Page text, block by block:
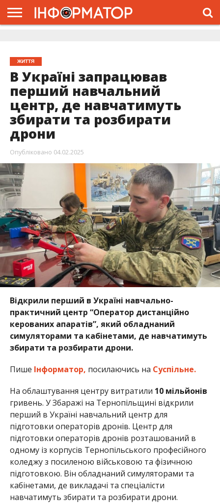
ЖИТТЯ
В Україні запрацював
перший навчальний
центр, де навчатимуть
збирати та розбирати
дрони
Опубліковано 04.02.2025
Відкрили перший в Україні навчально-
практичний центр “Оператор дистанційно
керованих апаратів”, який обладнаний
симуляторами та кабінетами, де навчатимуть
збирати та розбирати дрони.
Пише Інформатор, посилаючись на Суспільне.
На облаштування центру витратили 10 мільйонів
гривень. У Збаражі на Тернопільщині відкрили
перший в Україні навчальний центр для
підготовки операторів дронів. Центр для
підготовки операторів дронів розташований в
одному із корпусів Тернопільського професійного
коледжу з посиленою військовою та фізичною
підготовкою. Він обладнаний симуляторами та
кабінетами, де викладачі та спеціалісти
навчатимуть збирати та розбирати дрони.